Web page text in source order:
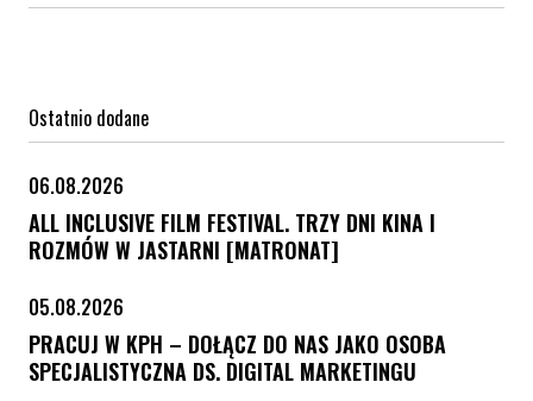
Ostatnio dodane
06.08.2026
ALL INCLUSIVE FILM FESTIVAL. TRZY DNI KINA I
ROZMÓW W JASTARNI [MATRONAT]
05.08.2026
PRACUJ W KPH – DOŁĄCZ DO NAS JAKO OSOBA
SPECJALISTYCZNA DS. DIGITAL MARKETINGU